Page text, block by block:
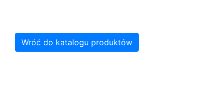
Wróć do katalogu produktów